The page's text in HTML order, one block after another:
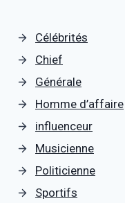
Célébrités
Chief
Générale
Homme d’affaire
influenceur
Musicienne
Politicienne
Sportifs